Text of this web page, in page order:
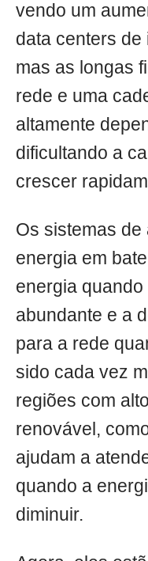
vendo um
data centers de
mas as longas
rede e uma
altamente
dificultando a
crescer
Os sistemas de
energia em
energia
abundante e a
para a rede
sido cada vez
regiões com
renovável,
ajudam a
quando a
diminuir.